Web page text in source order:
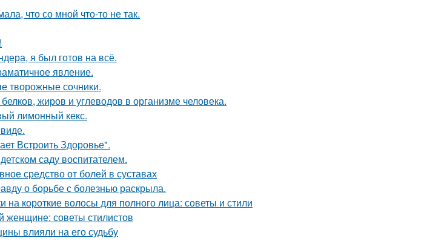
что со мной что-то не так.
я был готов на всё.
явление.
творожные сочники.
жиров и углеводов в организме человека.
лимонный кекс.
Встроить Здоровье".
саду воспитателем.
средство от болей в суставах
о борьбе с болезнью раскрыла.
на короткие волосы для полного лица: советы и стили
женщине: советы стилистов
влияли на его судьбу